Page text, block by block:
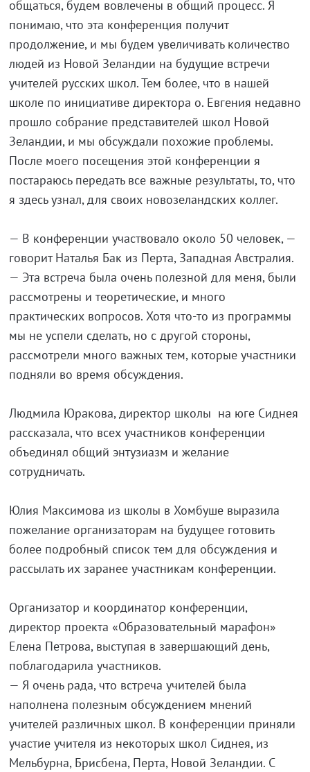
общаться, будем вовлечены в общий процесс. Я
понимаю, что эта конференция получит
продолжение, и мы будем увеличивать количество
людей из Новой Зеландии на будущие встречи
учителей русских школ. Тем более, что в нашей
школе по инициативе директора о. Евгения недавно
прошло собрание представителей школ Новой
Зеландии, и мы обсуждали похожие проблемы.
После моего посещения этой конференции я
постараюсь передать все важные результаты, то, что
я здесь узнал, для своих новозеландских коллег.
— В конференции участвовало около 50 человек, —
говорит Наталья Бак из Перта, Западная Австралия.
— Эта встреча была очень полезной для меня, были
рассмотрены и теоретические, и много
практических вопросов. Хотя что-то из программы
мы не успели сделать, но с другой стороны,
рассмотрели много важных тем, которые участники
подняли во время обсуждения.
Людмила Юракова, директор школы на юге Сиднея
рассказала, что всех участников конференции
объединял общий энтузиазм и желание
сотрудничать.
Юлия Максимова из школы в Хомбуше выразила
пожелание организаторам на будущее готовить
более подробный список тем для обсуждения и
рассылать их заранее участникам конференции.
Организатор и координатор конференции,
директор проекта «Образовательный марафон»
Елена Петрова, выступая в завершающий день,
поблагодарила участников.
— Я очень рада, что встреча учителей была
наполнена полезным обсуждением мнений
учителей различных школ. В конференции приняли
участие учителя из некоторых школ Сиднея, из
Мельбурна, Брисбена, Перта, Новой Зеландии. С